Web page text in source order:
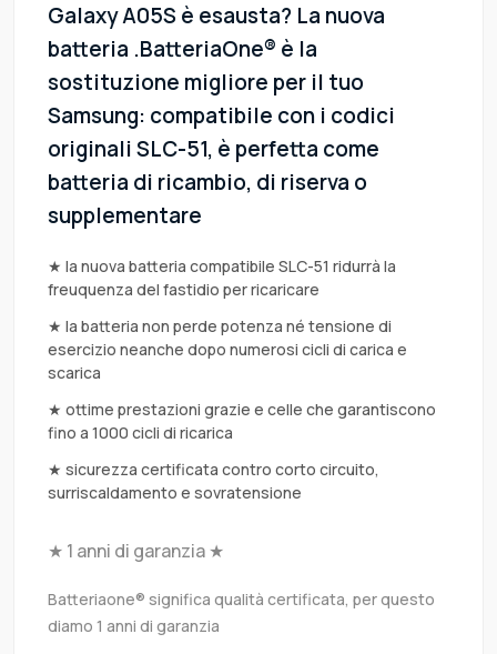
Galaxy A05S è esausta? La nuova
batteria .BatteriaOne® è la
sostituzione migliore per il tuo
Samsung: compatibile con i codici
originali SLC-51, è perfetta come
batteria di ricambio, di riserva o
supplementare
★ la nuova batteria compatibile SLC-51 ridurrà la
freuquenza del fastidio per ricaricare
★ la batteria non perde potenza né tensione di
esercizio neanche dopo numerosi cicli di carica e
scarica
★ ottime prestazioni grazie e celle che garantiscono
fino a 1000 cicli di ricarica
★ sicurezza certificata contro corto circuito,
surriscaldamento e sovratensione
★ 1 anni di garanzia ★
Batteriaone® significa qualità certificata, per questo
diamo 1 anni di garanzia